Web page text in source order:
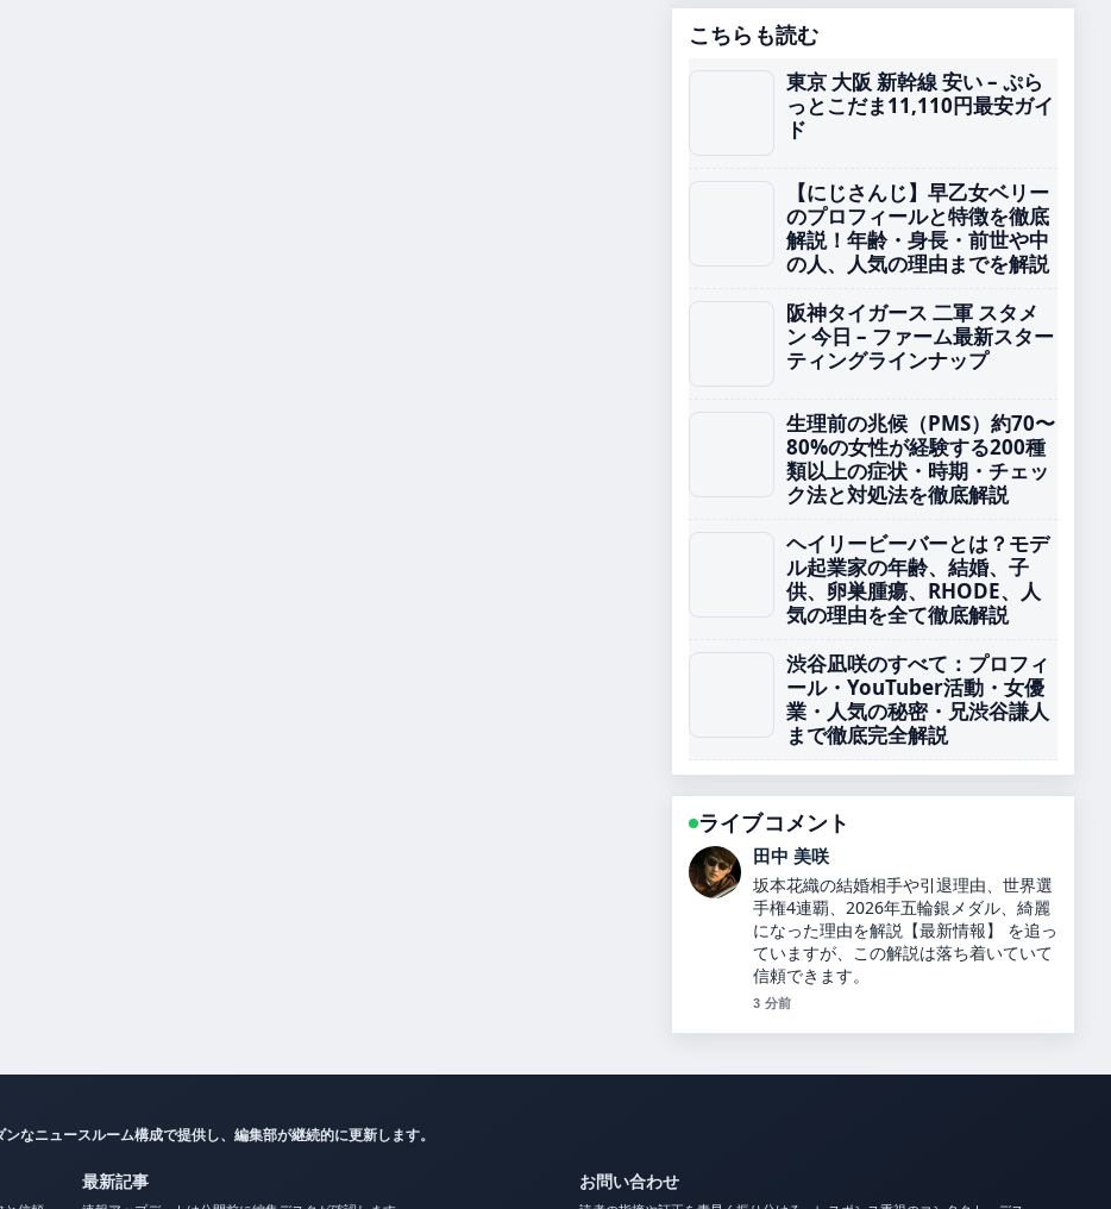
こちらも読む
東京 大阪 新幹線 安い – ぷら
っとこだま11,110円最安ガイ
ド
【にじさんじ】早乙女ベリー
のプロフィールと特徴を徹底
解説！年齢・身長・前世や中
の人、人気の理由までを解説
阪神タイガース 二軍 スタメ
ン 今日 – ファーム最新スター
ティングラインナップ
生理前の兆候（PMS）約70〜
80%の女性が経験する200種
類以上の症状・時期・チェッ
ク法と対処法を徹底解説
ヘイリービーバーとは？モデ
ル起業家の年齢、結婚、子
供、卵巣腫瘍、RHODE、人
気の理由を全て徹底解説
渋谷凪咲のすべて：プロフィ
ール・YouTuber活動・女優
業・人気の秘密・兄渋谷謙人
まで徹底完全解説
ライブコメント
中村 悠斗
カズレーザーと二階堂ふみが結婚！9年
の交際を経て別居婚を選択、馴れ初めや
最新情報を詳しく解説します！ の背景説
明が助かります。ライブ更新を続けてく
ださい。
5 分前
なニュースルーム構成で提供し、編集部が継続的に更新します。
最新記事 お問い合わせ